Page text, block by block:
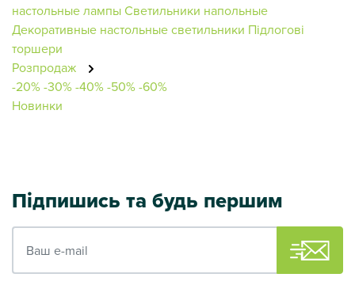
настольные лампыСветильники напольные
Декоративные настольные светильники Підлогові
торшери
Розпродаж
-20%-30%-40%-50%-60%
Новинки
Підпишись та будь першим